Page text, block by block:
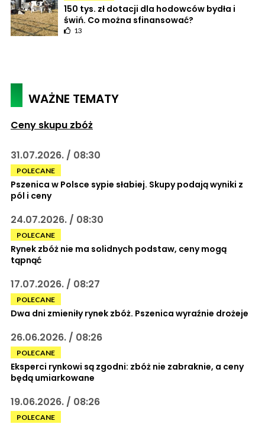
150 tys. zł dotacji dla hodowców bydła i
świń. Co można sfinansować?
13
WAŻNE TEMATY
Ceny skupu zbóż
POLECANE
Pszenica w Polsce sypie słabiej. Skupy podają wyniki z
pól i ceny
31.07.2026. / 08:30
POLECANE
Rynek zbóż nie ma solidnych podstaw, ceny mogą
tąpnąć
24.07.2026. / 08:30
POLECANE
Dwa dni zmieniły rynek zbóż. Pszenica wyraźnie drożeje
17.07.2026. / 08:27
POLECANE
Eksperci rynkowi są zgodni: zbóż nie zabraknie, a ceny
będą umiarkowane
26.06.2026. / 08:26
POLECANE
19.06.2026. / 08:26